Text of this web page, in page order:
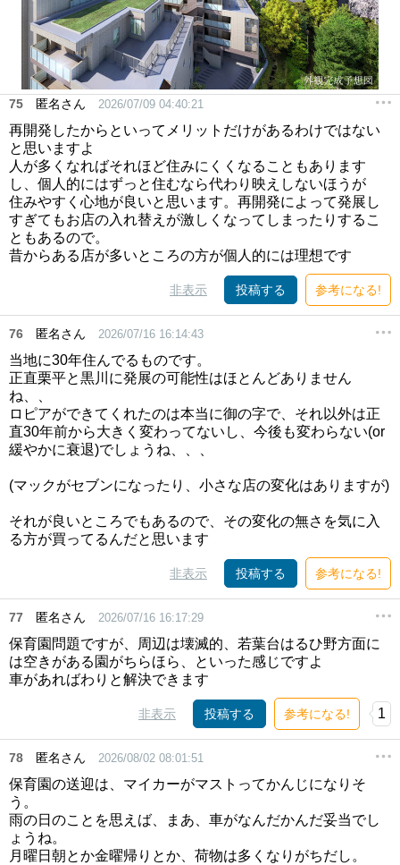
75 匿名さん 2026/07/09 04:40:21
再開発したからといってメリットだけがあるわけではない
と思いますよ
人が多くなればそれほど住みにくくなることもあります
し、個人的にはずっと住むなら代わり映えしないほうが
住みやすく心地が良いと思います。再開発によって発展し
すぎてもお店の入れ替えが激しくなってしまったりするこ
ともあるので。
昔からある店が多いところの方が個人的には理想です
非表示 投稿する 参考になる!
76 匿名さん 2026/07/16 16:14:43
当地に30年住んでるものです。
正直栗平と黒川に発展の可能性はほとんどありません
ね、、
ロピアができてくれたのは本当に御の字で、それ以外は正
直30年前から大きく変わってないし、今後も変わらない(or
緩やかに衰退)でしょうね、、、
(マックがセブンになったり、小さな店の変化はありますが)
それが良いところでもあるので、その変化の無さを気に入
る方が買ってるんだと思います
非表示 投稿する 参考になる!
77 匿名さん 2026/07/16 16:17:29
保育園問題ですが、周辺は壊滅的、若葉台はるひ野方面に
は空きがある園がちらほら、といった感じですよ
車があればわりと解決できます
非表示 投稿する 参考になる! 1
78 匿名さん 2026/08/02 08:01:51
保育園の送迎は、マイカーがマストってかんじになりそ
う。
雨の日のことを思えば、まあ、車がなんだかんだ妥当でし
ょうね。
月曜日朝とか金曜帰りとか、荷物は多くなりがちだし。